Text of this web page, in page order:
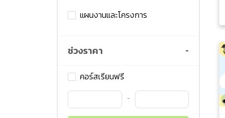
แผนงานและโครงการ
ช่วงราคา -
คอร์สเรียนฟรี
-